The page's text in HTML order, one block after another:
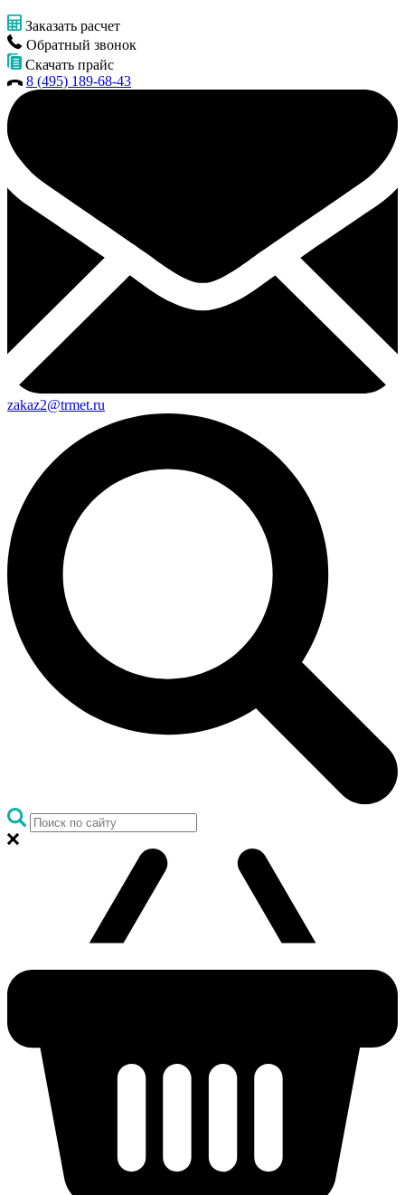
Заказать расчет
Обратный звонок
Скачать прайс
8 (495) 189-68-43
zakaz2@trmet.ru